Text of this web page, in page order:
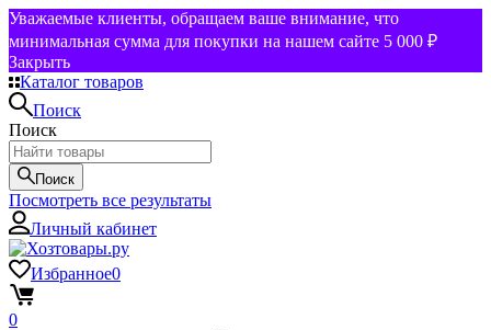
Уважаемые клиенты, обращаем ваше внимание, что
минимальная сумма для покупки на нашем сайте 5 000 ₽
Закрыть
Каталог товаров
Поиск
Поиск
Поиск
Посмотреть все результаты
Личный кабинет
Избранное0
0